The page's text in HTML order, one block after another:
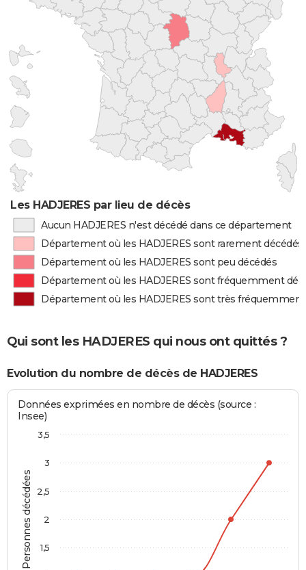
Les HADJERES par lieu de décès
Aucun HADJERES n'est décédé dans ce département
Département où les HADJERES sont rarement décédés
Département où les HADJERES sont peu décédés
Département où les HADJERES sont fréquemment
Département où les HADJERES sont très
Qui sont les HADJERES qui nous ont quittés ?
Evolution du nombre de décès de HADJERES
Personnes décédées
Données exprimées en nombre de décès (source :
Insee)
1,5
2
2,5
3
3,5